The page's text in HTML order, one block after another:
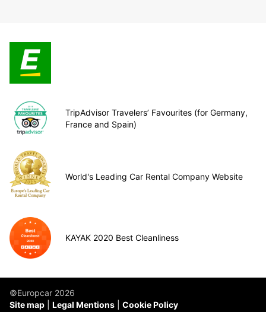
TripAdvisor Travelers’ Favourites (for Germany,
France and Spain)
World's Leading Car Rental Company Website
KAYAK 2020 Best Cleanliness
©Europcar 2026
Site map
Legal Mentions Cookie Policy